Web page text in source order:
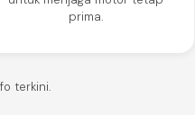
prima.
terkini.